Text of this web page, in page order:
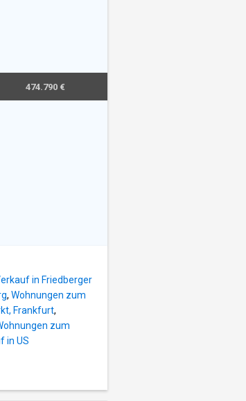
474.790 €
in Friedberger
, Wohnungen zum
Frankfurt,
zum
in US